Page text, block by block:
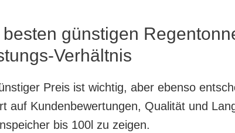
besten günstigen
Verhältnis
Preis ist wichtig, aber ebenso
auf Kundenbewertungen, Qualität und
bis 100l zu zeigen.